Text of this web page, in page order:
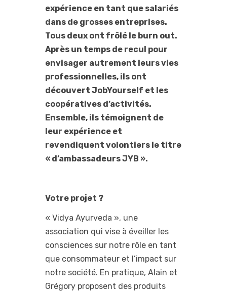
expérience en tant que salariés
dans de grosses entreprises.
Tous deux ont frôlé le burn out.
Après un temps de recul pour
envisager autrement leurs vies
professionnelles, ils ont
découvert JobYourself et les
coopératives d’activités.
Ensemble, ils témoignent de
leur expérience et
revendiquent volontiers le titre
« d’ambassadeurs JYB ».
Votre projet ?
« Vidya Ayurveda », une
association qui vise à éveiller les
consciences sur notre rôle en tant
que consommateur et l’impact sur
notre société. En pratique, Alain et
Grégory proposent des produits